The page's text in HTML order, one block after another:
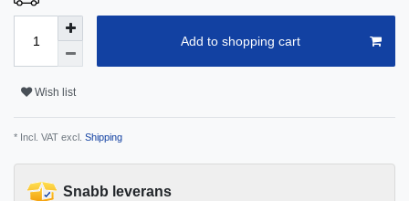
Add to shopping cart
Wish list
* Incl. VAT excl. Shipping
Snabb leverans